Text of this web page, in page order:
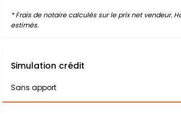
* Frais de notaire calculés sur le prix net vendeur.
estimés.
Simulation crédit
Sans apport